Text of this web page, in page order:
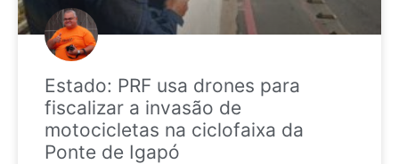
Estado: PRF usa drones para
fiscalizar a invasão de
motocicletas na ciclofaixa da
Ponte de Igapó